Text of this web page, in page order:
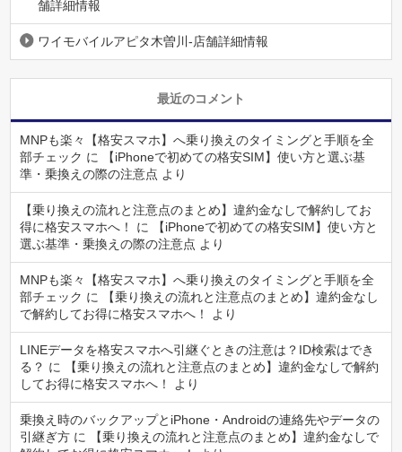
舗詳細情報
ワイモバイルアピタ木曽川-店舗詳細情報
最近のコメント
MNPも楽々【格安スマホ】へ乗り換えのタイミングと手順を全
部チェック に
【iPhoneで初めての格安SIM】使い方と選ぶ基
準・乗換えの際の注意点 より
【乗り換えの流れと注意点のまとめ】違約金なしで解約してお
得に格安スマホへ！
に
【iPhoneで初めての格安SIM】使い方と
選ぶ基準・乗換えの際の注意点 より
MNPも楽々【格安スマホ】へ乗り換えのタイミングと手順を全
部チェック に
【乗り換えの流れと注意点のまとめ】違約金なし
で解約してお得に格安スマホへ！
より
LINEデータを格安スマホへ引継ぐときの注意は？ID検索はでき
る？ に
【乗り換えの流れと注意点のまとめ】違約金なしで解約
してお得に格安スマホへ！
より
乗換え時のバックアップとiPhone・Androidの連絡先やデータの
引継ぎ方 に
【乗り換えの流れと注意点のまとめ】違約金なしで